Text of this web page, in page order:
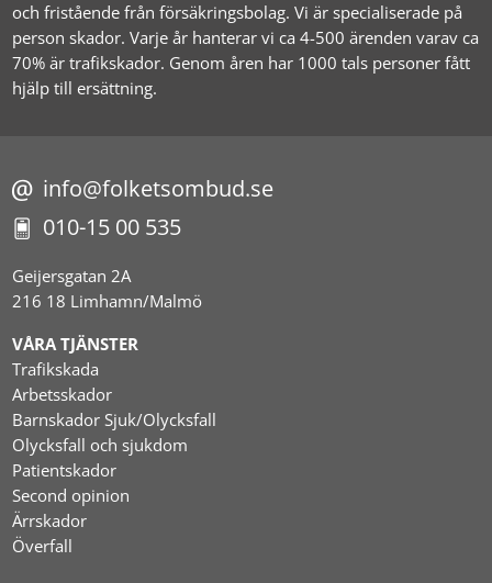
och fristående från försäkringsbolag. Vi är specialiserade på
person skador. Varje år hanterar vi ca 4-500 ärenden varav ca
70% är trafikskador. Genom åren har 1000 tals personer fått
hjälp till ersättning.
info@folketsombud.se
010-15 00 535
Geijersgatan 2A
216 18 Limhamn/Malmö
VÅRA TJÄNSTER
Trafikskada
Arbetsskador
Barnskador Sjuk/Olycksfall
Olycksfall och sjukdom
Patientskador
Second opinion
Ärrskador
Överfall